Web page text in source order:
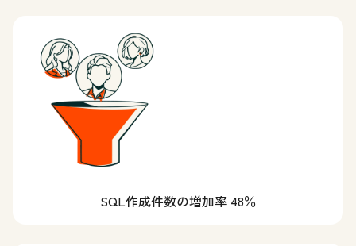
SQL作成件数の増加率 48％